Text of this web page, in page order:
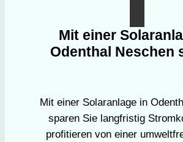
Mit einer
Odenthal Neschen
Mit einer Solaranlage in
sparen Sie langfristig
profitieren von einer